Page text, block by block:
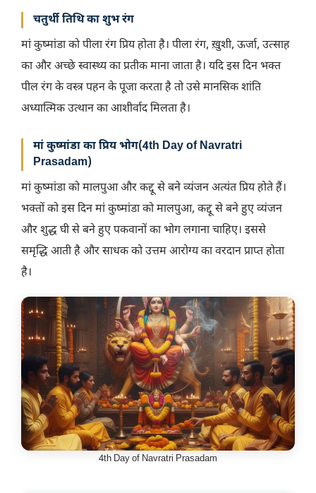
चतुर्थी तिथि का शुभ रंग
मां कुष्मांडा को पीला रंग प्रिय होता है। पीला रंग, ख़ुशी, ऊर्जा, उत्साह
का और अच्छे स्वास्थ्य का प्रतीक माना जाता है। यदि इस दिन भक्त
पील रंग के वस्त्र पहन के पूजा करता है तो उसे मानसिक शांति
अध्यात्मिक उत्थान का आशीर्वाद मिलता है।
मां कुष्मांडा का प्रिय भोग(4th Day of Navratri
Prasadam)
मां कुष्मांडा को मालपुआ और कद्दू से बने व्यंजन अत्यंत प्रिय होते हैं।
भक्तों को इस दिन मां कुष्मांडा को मालपुआ, कद्दू से बने हुए व्यंजन
और शुद्ध घी से बने हुए पकवानों का भोग लगाना चाहिए। इससे
समृद्धि आती है और साधक को उत्तम आरोग्य का वरदान प्राप्त होता
है।
4th Day of Navratri Prasadam